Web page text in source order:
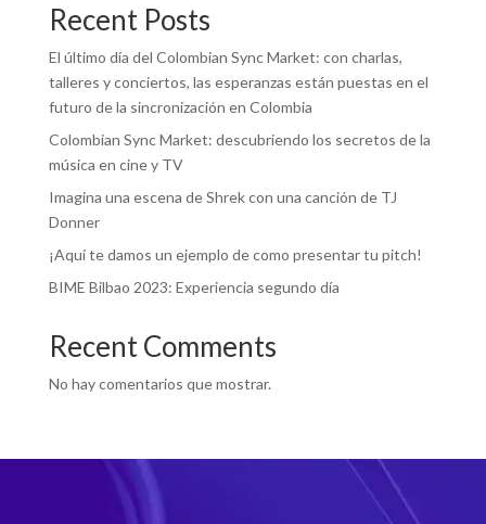
Recent Posts
El último día del Colombian Sync Market: con charlas,
talleres y conciertos, las esperanzas están puestas en el
futuro de la sincronización en Colombia
Colombian Sync Market: descubriendo los secretos de la
música en cine y TV
Imagina una escena de Shrek con una canción de TJ
Donner
¡Aquí te damos un ejemplo de como presentar tu pitch!
BIME Bilbao 2023: Experiencia segundo día
Recent Comments
No hay comentarios que mostrar.